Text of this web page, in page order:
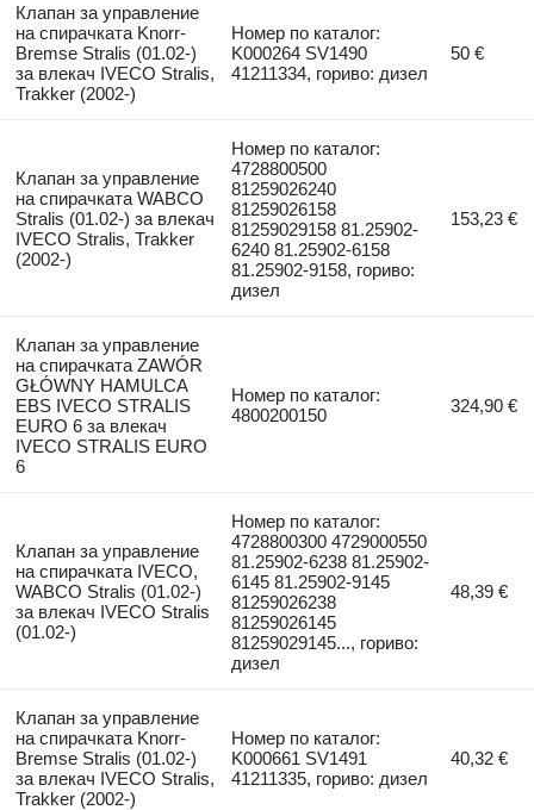
Клапан за управление
на спирачката Knorr-
Bremse Stralis (01.02-)
за влекач IVECO Stralis,
Trakker (2002-)
Номер по каталог:
K000264 SV1490
41211334, гориво: дизел
50 €
Клапан за управление
на спирачката WABCO
Stralis (01.02-) за влекач
IVECO Stralis, Trakker
(2002-)
Номер по каталог:
4728800500
81259026240
81259026158
81259029158 81.25902-
6240 81.25902-6158
81.25902-9158, гориво:
дизел
153,23 €
Клапан за управление
на спирачката ZAWÓR
GŁÓWNY HAMULCA
EBS IVECO STRALIS
EURO 6 за влекач
IVECO STRALIS EURO
6
Номер по каталог:
4800200150
324,90 €
Клапан за управление
на спирачката IVECO,
WABCO Stralis (01.02-)
за влекач IVECO Stralis
(01.02-)
Номер по каталог:
4728800300 4729000550
81.25902-6238 81.25902-
6145 81.25902-9145
81259026238
81259026145
81259029145..., гориво:
дизел
48,39 €
Клапан за управление
на спирачката Knorr-
Bremse Stralis (01.02-)
за влекач IVECO Stralis,
Trakker (2002-)
Номер по каталог:
K000661 SV1491
41211335, гориво: дизел
40,32 €